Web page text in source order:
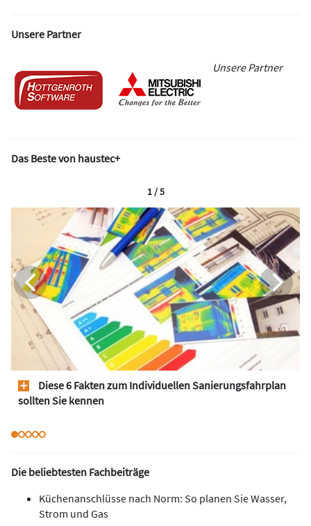
Unsere Partner
Unsere Partner
Das Beste von haustec+
Diese 6 Fakten zum Individuellen Sanierungsfahrplan
sollten Sie kennen
1 / 5
Die beliebtesten Fachbeiträge
Küchenanschlüsse nach Norm: So planen Sie Wasser,
Strom und Gas